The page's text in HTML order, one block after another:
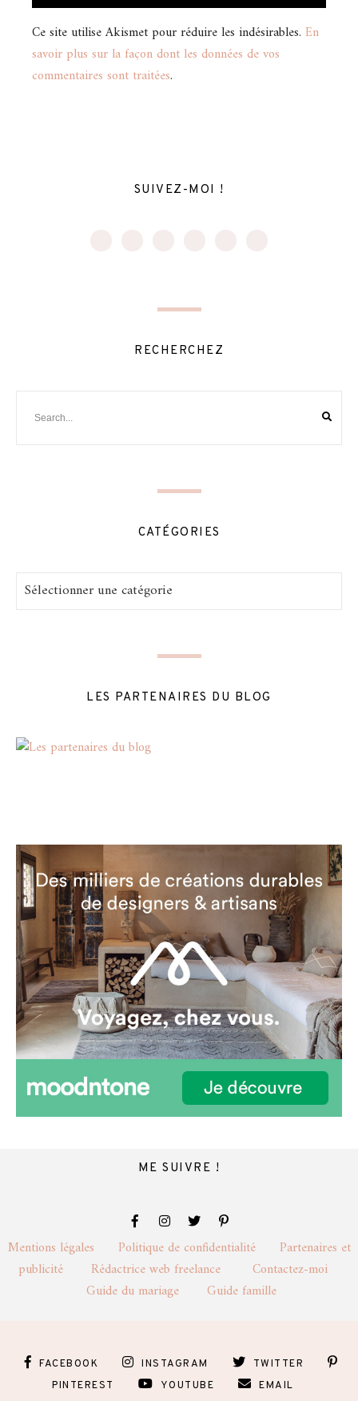
Ce site utilise Akismet pour réduire les indésirables. En
savoir plus sur la façon dont les données de vos
commentaires sont traitées.
SUIVEZ-MOI !
RECHERCHEZ
CATÉGORIES
Catégories
LES PARTENAIRES DU BLOG
ME SUIVRE !
Mentions légales Politique de confidentialité Partenaires et
publicité Rédactrice web freelance Contactez-moi
Guide du mariage Guide famille
FACEBOOK INSTAGRAM
TWITTER
PINTEREST
YOUTUBE EMAIL